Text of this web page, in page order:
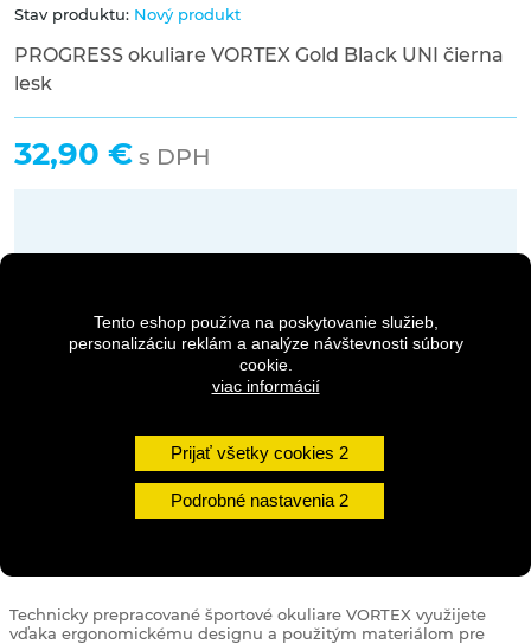
Tento eshop používa na poskytovanie služieb,
personalizáciu reklám a analýze návštevnosti súbory
cookie.
viac informácií
Prijať všetky cookies
Podrobné nastavenia
Stav produktu: Nový produkt
PROGRESS okuliare VORTEX Gold Black UNI čierna
lesk
32,90 € s DPH
Množstvo
Technicky prepracované športové okuliare VORTEX využijete
vďaka ergonomickému designu a použitým materiálom pre